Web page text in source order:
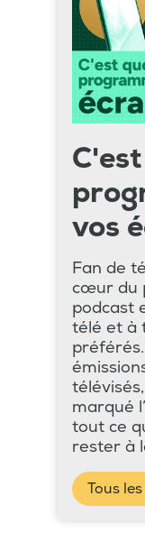
vos
Fan de
cœur du
podcast
télé et à
marqué
tout ce
rester à
Tous